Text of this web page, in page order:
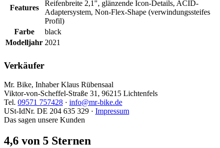
Features
Reifenbreite 2,1", glänzende Icon-Details, ACID-
Adaptersystem, Non-Flex-Shape (verwindungssteifes
Profil)
Farbe
black
Modelljahr 2021
Verkäufer
Mr. Bike, Inhaber Klaus Rübensaal
Viktor-von-Scheffel-Straße 31, 96215 Lichtenfels
Tel. 09571 757428 · info@mr-bike.de
USt-IdNr. DE 204 635 329 · Impressum
Das sagen unsere Kunden
4,6 von 5 Sternen